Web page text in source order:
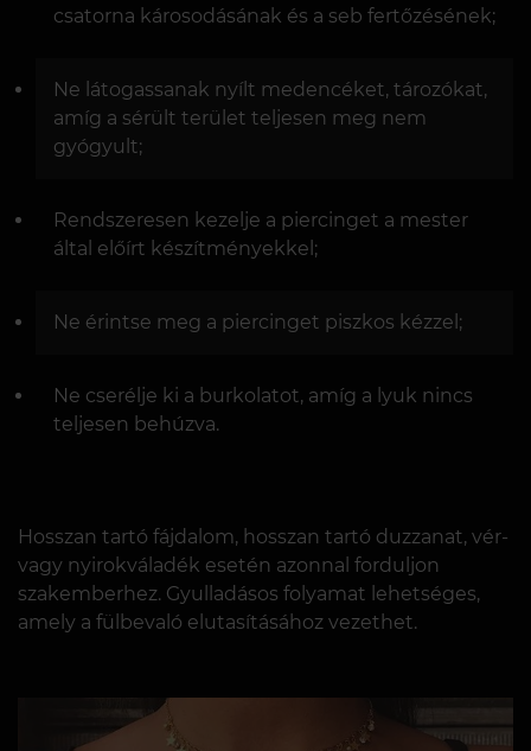
csatorna károsodásának és a seb fertőzésének;
Ne látogassanak nyílt medencéket, tározókat,
amíg a sérült terület teljesen meg nem
gyógyult;
Rendszeresen kezelje a piercinget a mester
által előírt készítményekkel;
Ne érintse meg a piercinget piszkos kézzel;
Ne cserélje ki a burkolatot, amíg a lyuk nincs
teljesen behúzva.
Hosszan tartó fájdalom, hosszan tartó duzzanat, vér-
vagy nyirokváladék esetén azonnal forduljon
szakemberhez. Gyulladásos folyamat lehetséges,
amely a fülbevaló elutasításához vezethet.